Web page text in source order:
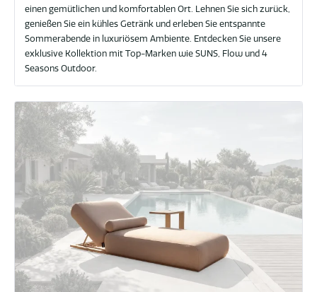
einen gemütlichen und komfortablen Ort. Lehnen Sie sich zurück,
genießen Sie ein kühles Getränk und erleben Sie entspannte
Sommerabende in luxuriösem Ambiente. Entdecken Sie unsere
exklusive Kollektion mit Top-Marken wie SUNS, Flow und 4
Seasons Outdoor.